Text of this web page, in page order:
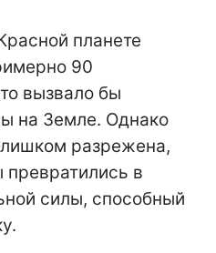
планете
90
вызвало бы
на Земле. Однако
разрежена,
превратились в
силы, способный